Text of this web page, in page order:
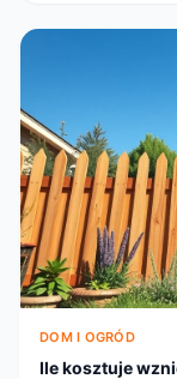
DOM I OGRÓD
Ile kosztuje